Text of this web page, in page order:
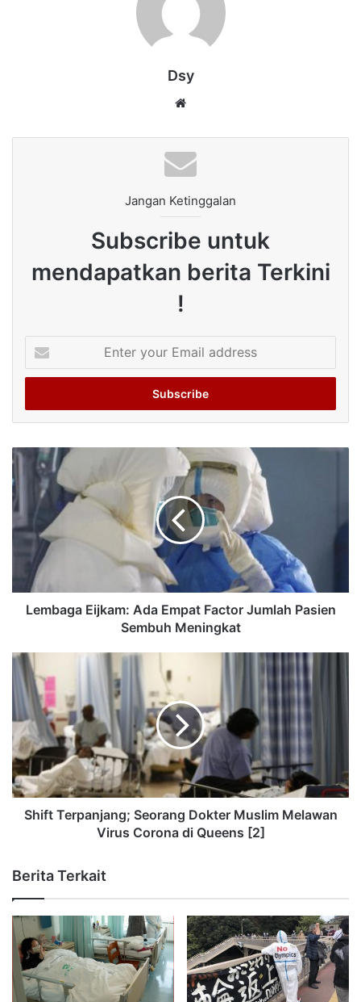
Dsy
Jangan Ketinggalan
Subscribe untuk
mendapatkan berita Terkini
!
your
Email
Lembaga Eijkam: Ada Empat Factor Jumlah Pasien
Sembuh Meningkat
Shift Terpanjang; Seorang Dokter Muslim Melawan
Virus Corona di Queens [2]
Berita Terkait